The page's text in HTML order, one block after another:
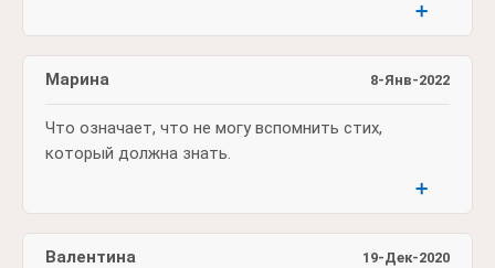
➕
8-Янв-2022
Марина
Что означает, что не могу вспомнить стих,
который должна знать.
➕
19-Дек-2020
Валентина